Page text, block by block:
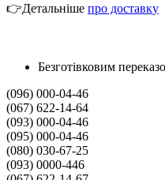
👉Детальніше про доставку
Безготівковим
(096) 000-04-46
(067) 622-14-64
(093) 000-04-46
(095) 000-04-46
(080) 030-67-25
(093) 0000-446